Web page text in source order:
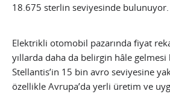
18.675 sterlin seviyesinde bulunuyor.
Elektrikli otomobil pazarında fiyat
yıllarda daha da belirgin hâle
Stellantis’in 15 bin avro seviyesine
özellikle Avrupa’da yerli üretim ve